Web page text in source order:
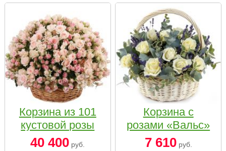
Корзина из 101
кустовой розы
нежных тонов
40 400 руб.
Корзина с
розами «Вальс»
7 610руб.